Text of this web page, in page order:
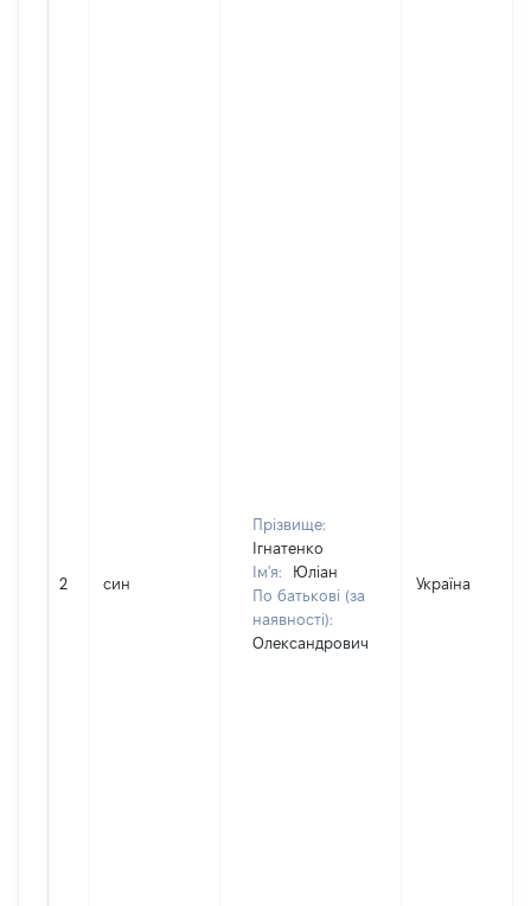
2 син
Прізвище:
Ігнатенко
Ім'я:
Юліан
По батькові (за
наявності):
Олександрович
Україна